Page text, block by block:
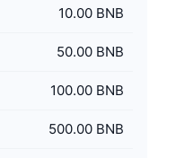
10.00 BNB
50.00 BNB
100.00 BNB
500.00 BNB